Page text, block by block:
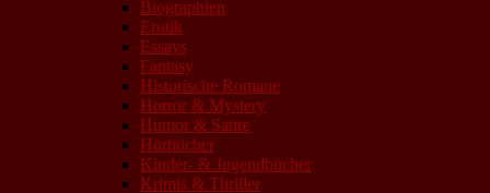
Biographien
Erotik
Essays
Fantasy
Historische Romane
Horror & Mystery
Humor & Satire
Hörbücher
Kinder- & Jugendbücher
Krimis & Thriller